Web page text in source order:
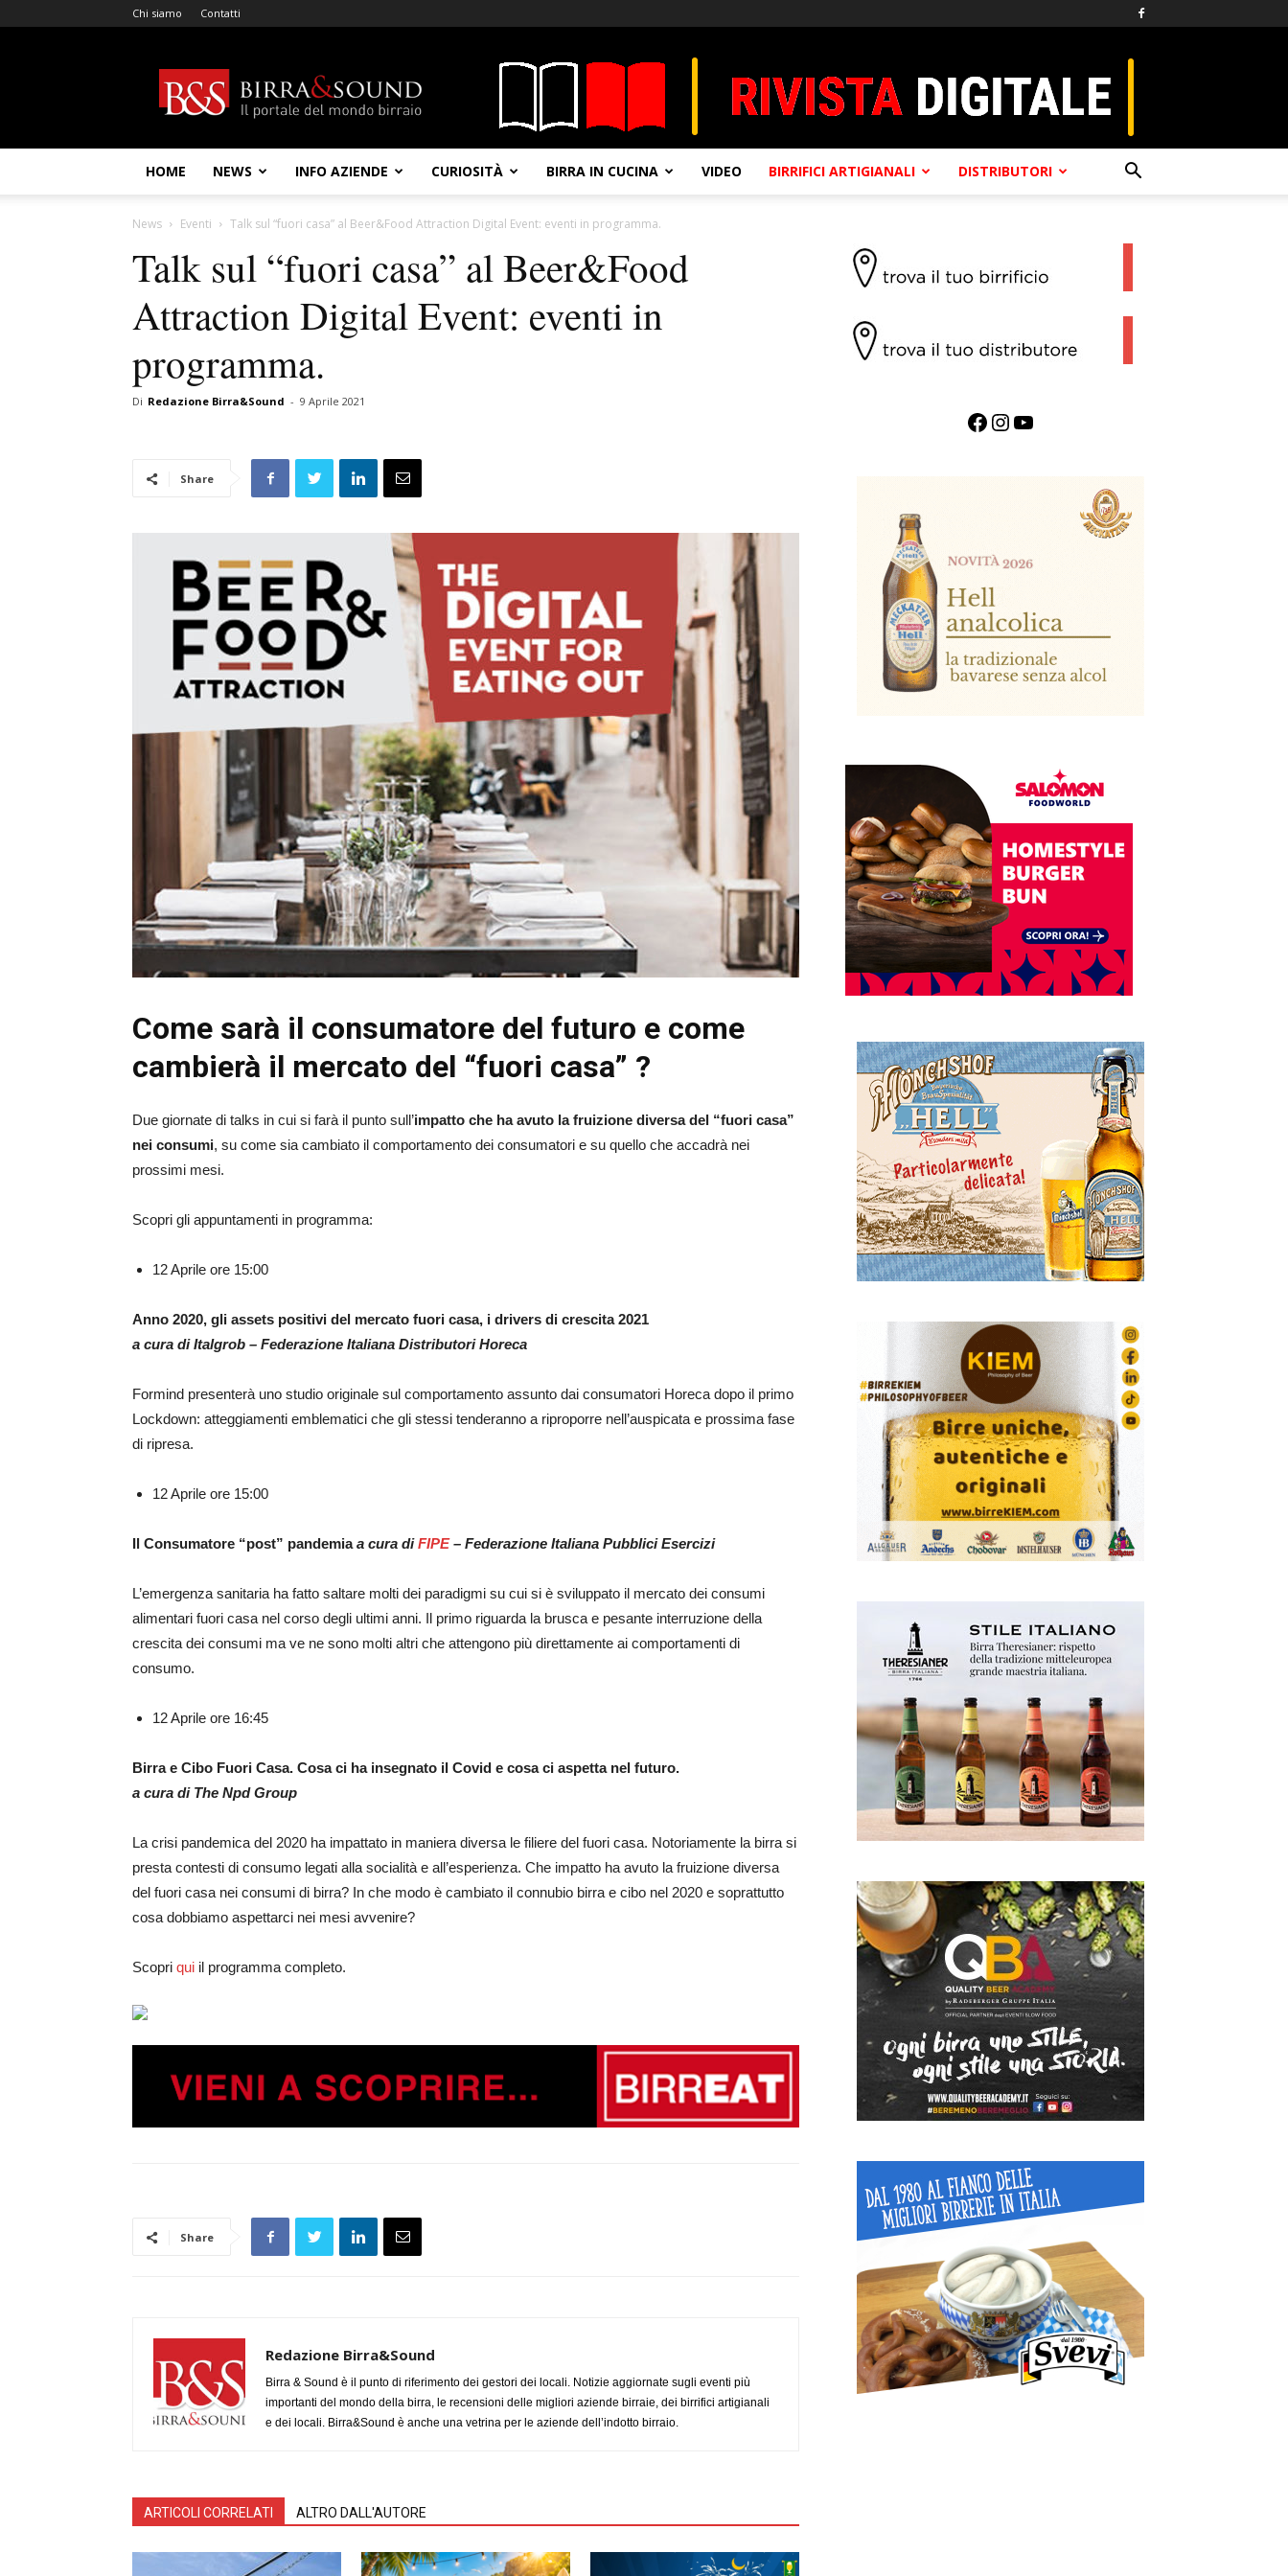
Chi siamo Contatti
&
Sound
HOME NEWS INFO AZIENDE CURIOSITÀ BIRRA IN CUCINA VIDEO BIRRIFICI ARTIGIANALI DISTRIBUTORI
News Eventi Talk sul “fuori casa” al Beer&Food Attraction Digital Event: eventi in programma.
Talk sul “fuori casa” al Beer&Food
Attraction Digital Event: eventi in
programma.
Di Redazione Birra&Sound - 9 Aprile 2021
Share
Come sarà il consumatore del futuro e come
cambierà il mercato del “fuori casa” ?
Due giornate di talks in cui si farà il punto sull’impatto che ha avuto la fruizione diversa del “fuori casa”
nei consumi, su come sia cambiato il comportamento dei consumatori e su quello che accadrà nei
prossimi mesi.
Scopri gli appuntamenti in programma:
12 Aprile ore 15:00
Anno 2020, gli assets positivi del mercato fuori casa, i drivers di crescita 2021
a cura di Italgrob – Federazione Italiana Distributori Horeca
Formind presenterà uno studio originale sul comportamento assunto dai consumatori Horeca dopo il primo
Lockdown: atteggiamenti emblematici che gli stessi tenderanno a riproporre nell’auspicata e prossima fase
di ripresa.
12 Aprile ore 15:00
Il Consumatore “post” pandemiaa cura diFIPE– Federazione Italiana Pubblici Esercizi
L’emergenza sanitaria ha fatto saltare molti dei paradigmi su cui si è sviluppato il mercato dei consumi
alimentari fuori casa nel corso degli ultimi anni. Il primo riguarda la brusca e pesante interruzione della
crescita dei consumi ma ve ne sono molti altri che attengono più direttamente ai comportamenti di
consumo.
12 Aprile ore 16:45
Birra e Cibo Fuori Casa. Cosa ci ha insegnato il Covid e cosa ci aspetta nel futuro.
a cura di The Npd Group
La crisi pandemica del 2020 ha impattato in maniera diversa le filiere del fuori casa. Notoriamente la birra si
presta contesti di consumo legati alla socialità e all’esperienza. Che impatto ha avuto la fruizione diversa
del fuori casa nei consumi di birra? In che modo è cambiato il connubio birra e cibo nel 2020 e soprattutto
cosa dobbiamo aspettarci nei mesi avvenire?
Scopri qui il programma completo.
Share
Redazione Birra&Sound
Birra & Sound è il punto di riferimento dei gestori dei locali. Notizie aggiornate sugli eventi più
importanti del mondo della birra, le recensioni delle migliori aziende birraie, dei birrifici artigianali
e dei locali. Birra&Sound è anche una vetrina per le aziende dell’indotto birraio.
ARTICOLI CORRELATI ALTRO DALL'AUTORE
Facebook InstagramYouTube